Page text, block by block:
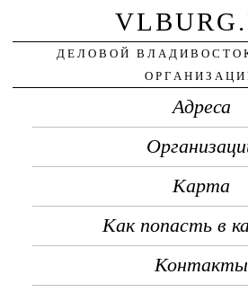
ДЕЛОВОЙ
Адреса
Карта
Как попасть в
Контакты